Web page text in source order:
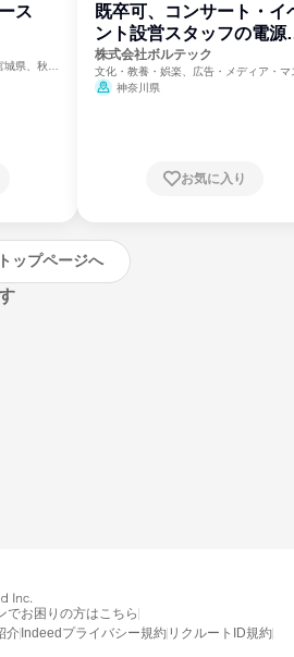
ス
県、秋田
児島県、
既卒可、コンサート・イ
ント設営スタッフの電源
門
株式会社ボルテック
文化・教養・娯楽、広告・メディア・マ
ミ、電力・ガス・水道・エネルギー
神奈川県
お気に入り
トップページへ
でお困りの方はこちら
介Indeedプライバシー規約 リクルートID規約